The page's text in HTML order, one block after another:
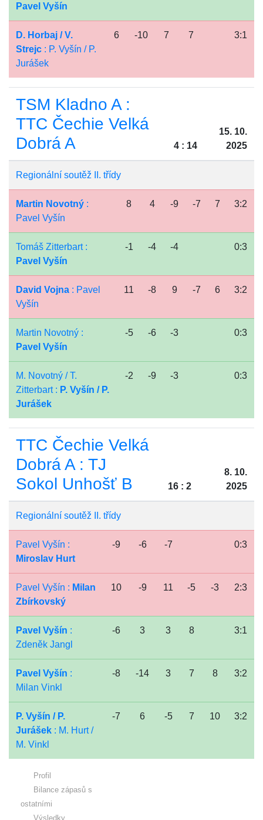
Pavel Vyšín
D. Horbaj / V.
Strejc : P. Vyšín / P.
Jurášek
6 -10 7 7 3:1
TSM Kladno A :
TTC Čechie Velká
Dobrá A
4 : 14
15. 10.
2025
Regionální soutěž II. třídy
Martin Novotný :
Pavel Vyšín
8 4 -9 -7 7 3:2
Tomáš Zitterbart :
Pavel Vyšín
-1 -4 -4 0:3
David Vojna : Pavel
Vyšín
11 -8 9 -7 6 3:2
Martin Novotný :
Pavel Vyšín
-5 -6 -3 0:3
M. Novotný / T.
Zitterbart : P. Vyšín / P.
Jurášek
-2 -9 -3 0:3
TTC Čechie Velká
Dobrá A : TJ
Sokol Unhošť B
16 : 2
8. 10.
2025
Regionální soutěž II. třídy
Pavel Vyšín :
Miroslav Hurt
-9 -6 -7 0:3
Pavel Vyšín : Milan
Zbírkovský
10 -9 11 -5 -3 2:3
Pavel Vyšín :
Zdeněk Jangl
-6 3 3 8 3:1
Pavel Vyšín :
Milan Vinkl
-8 -14 3 7 8 3:2
P. Vyšín / P.
Jurášek : M. Hurt /
M. Vinkl
-7 6 -5 7 10 3:2
Profil
Bilance zápasů s
ostatními
Výsledky